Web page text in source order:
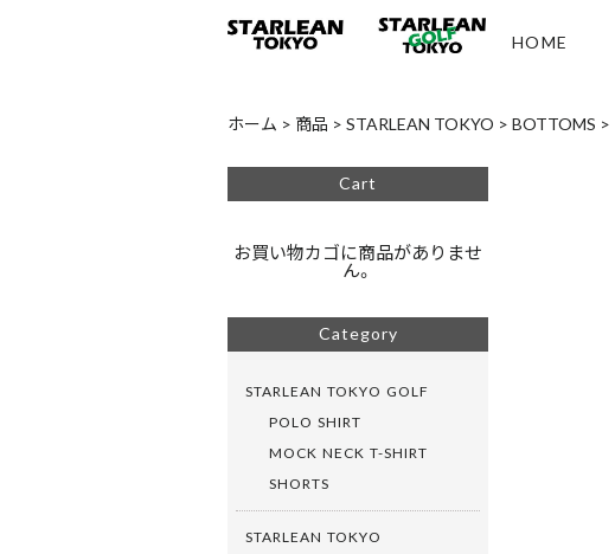
HOME
ホーム > 商品 > STARLEAN TOKYO > BOTTOMS >
Cart
お買い物カゴに商品がありませ
ん。
Category
STARLEAN TOKYO GOLF
POLO SHIRT
MOCK NECK T-SHIRT
SHORTS
STARLEAN TOKYO